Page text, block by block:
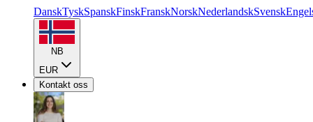
DanskTyskSpanskFinskFranskNorskNederlandskSvensk
NB
EUR
Kontakt oss